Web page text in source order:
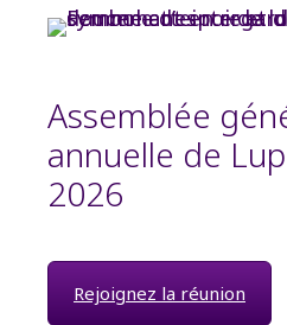
Assemblée
annuelle de
2026
Rejoignez la réunion